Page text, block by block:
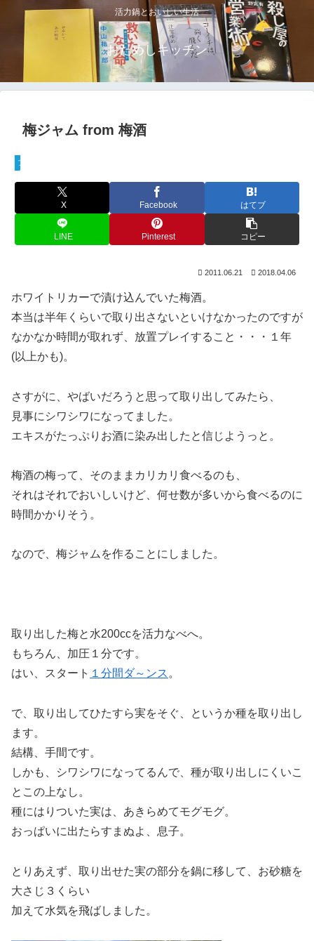
活力鍋とおいしい生活
おためしキッチン
梅ジャム from 梅酒
フード
X Facebook はてブ
LINE Pinterest コピー
2011.06.21 2018.04.06
ホワイトリカーで漬け込んでいた梅酒。
本当は半年くらいで取り出さないといけなかったのですが
なかなか時間が取れず、放置プレイすること・・・１年
(以上かも)。
さすがに、やばいだろうと思って取り出してみたら、
見事にシワシワになってました。
エキスがたっぷりお酒に染み出したと信じようっと。
梅酒の梅って、そのままカリカリ食べるのも、
それはそれでおいしいけど、何せ数が多いから食べるのに
時間かかりそう。
なので、梅ジャムを作ることにしました。
取り出した梅と水200ccを活力なべへ。
もちろん、加圧１分です。
はい、スタート １分間ダ～ンス 。
で、取り出してひたすら実をそぐ、というか種を取り出し
ます。
結構、手間です。
しかも、シワシワになってるんで、種が取り出しにくいこ
とこの上なし。
種にはりついた実は、あきらめてモグモグ。
おっぱいに出たらすまぬよ、息子。
とりあえず、取り出せた実の部分を鍋に移して、お砂糖を
大さじ３くらい
加えて水気を飛ばしました。